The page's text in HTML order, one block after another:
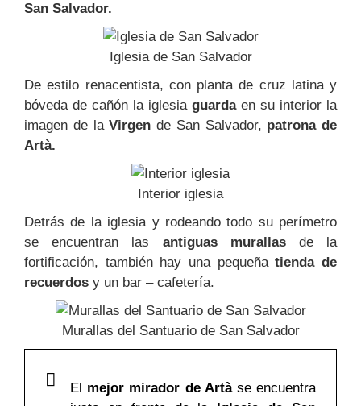
San Salvador.
Iglesia de San Salvador
De estilo renacentista, con planta de cruz latina y
bóveda de cañón la iglesia guardaen su interior la
imagen de laVirgen de San Salvador, patrona de
Artà.
Interior iglesia
Detrás de la iglesia y rodeando todo su perímetro
se encuentran las antiguas murallasde la
fortificación, también hay una pequeñatienda de
recuerdos y un bar – cafetería.
Murallas del Santuario de San Salvador
El mejor mirador de Artàse encuentra